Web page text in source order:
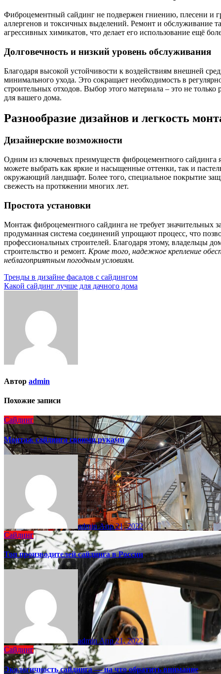
Фиброцементный сайдинг не подвержен гниению, плесени и
аллергенов и токсичных выделений. Ремонт и обслуживание
агрессивных химикатов, что делает его использование ещё
Долговечность и низкий уровень обслуживания
Благодаря высокой устойчивости к воздействиям внешней
минимального ухода. Это сокращает необходимость в
строительных отходов. Выбор этого материала – это не
для вашего дома.
Разнообразие дизайнов и легкость
Дизайнерские возможности
Одним из ключевых преимуществ фиброцементного сайдинга
можете выбрать как яркие и насыщенные оттенки, так и
окружающий ландшафт. Более того, специальное покрытие
свежесть на протяжении многих лет.
Простота установки
Монтаж фиброцементного сайдинга не требует значительных
продуманная система соединений упрощают процесс, что
профессиональных строителей. Благодаря этому, владельцы
строительство и ремонт. Кроме того, надежное крепление
неблагоприятным погодным условиям.
Навигация
по
Тренды в дизайне фасадов с сайдингом
Какой сайдинг лучше для дачного дома
Автор admin
Похожие записи
Сайдинг
Монтаж сайдинга своими руками
adminАпр 21, 2022
Сайдинг
Топ производителей сайдинга в России
adminАпр 21, 2022
Сайдинг
Экологичность сайдинга — на что обратить внимание